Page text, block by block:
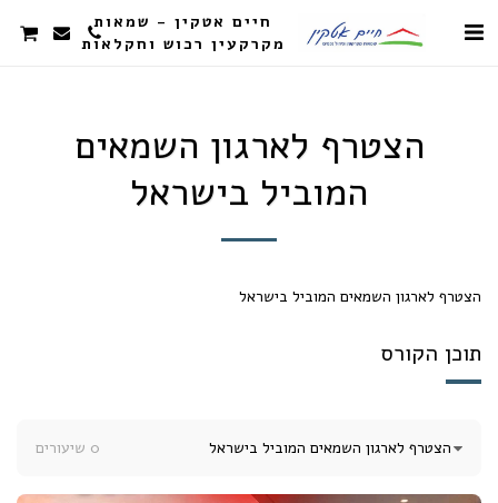
חיים אטקין - שמאות
מקרקעין רכוש וחקלאות
הצטרף לארגון השמאים
המוביל בישראל
הצטרף לארגון השמאים המוביל בישראל
תוכן הקורס
הצטרף לארגון השמאים המוביל בישראל 0 שיעורים